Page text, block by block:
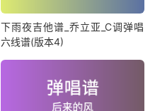
下雨夜吉他谱_乔立亚_C调弹唱
六线谱(版本4)